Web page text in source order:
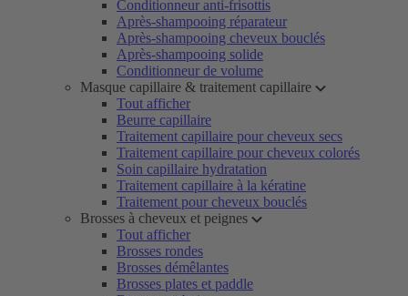
Conditionneur anti-frisottis
Après-shampooing réparateur
Après-shampooing cheveux bouclés
Après-shampooing solide
Conditionneur de volume
Masque capillaire & traitement capillaire
Tout afficher
Beurre capillaire
Traitement capillaire pour cheveux secs
Traitement capillaire pour cheveux colorés
Soin capillaire hydratation
Traitement capillaire à la kératine
Traitement pour cheveux bouclés
Brosses à cheveux et peignes
Tout afficher
Brosses rondes
Brosses démêlantes
Brosses plates et paddle